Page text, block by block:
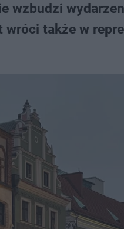
wzbudzi
także w